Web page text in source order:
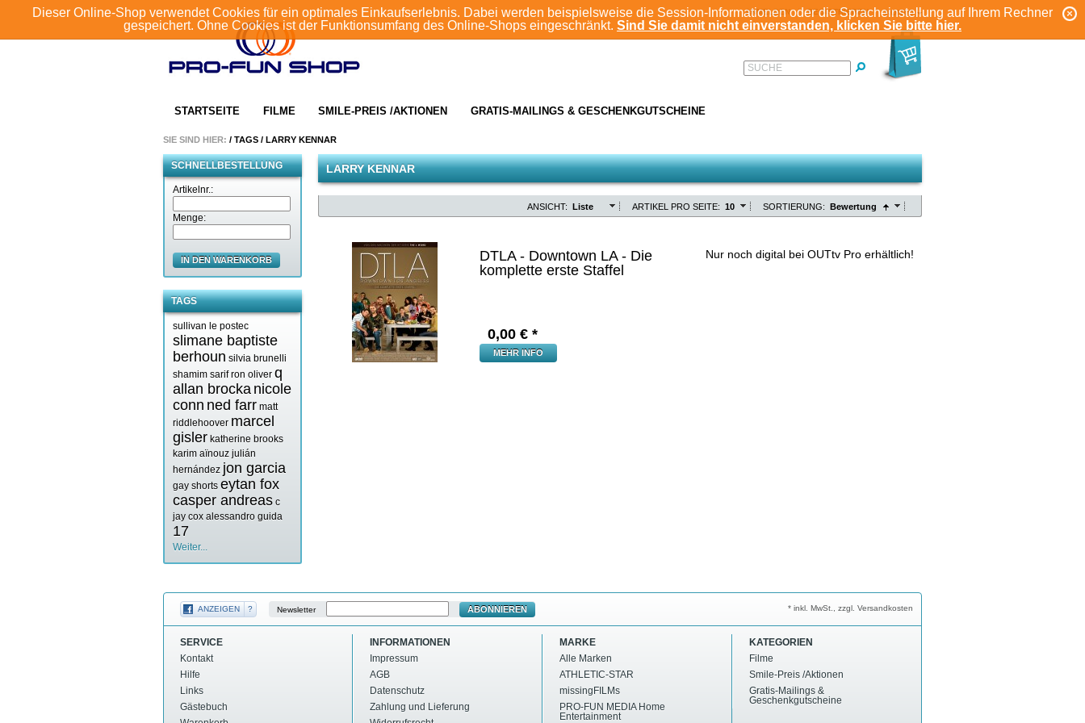
Dieser Online-Shop verwendet Cookies für ein optimales Einkaufserlebnis. Dabei werden beispielsweise die Session-Informationen oder die Spracheinstellung auf Ihrem Rechner
gespeichert. Ohne Cookies ist der Funktionsumfang des Online-Shops eingeschränkt. Sind Sie damit nicht einverstanden, klicken Sie bitte hier.
KONTO
ANMELDEN REGISTRIEREN
STARTSEITE FILME SMILE-PREIS /AKTIONEN GRATIS-MAILINGS & GESCHENKGUTSCHEINE
SUCHE
SIE SIND HIER: / TAGS / LARRY KENNAR
SCHNELLBESTELLUNG
Artikelnr.:
Menge:
IN DEN WARENKORB
TAGS
sullivan le postec
slimane baptiste
berhoun silvia brunelli
shamim sarif ron oliver q
allan brocka nicole
conn ned farr matt
riddlehoover marcel
gisler katherine brooks
karim aïnouz julián
hernández jon garcia
gay shorts eytan fox
casper andreas c
jay cox alessandro guida
17
Weiter...
LARRY KENNAR
SORTIERUNG: Bewertung
ARTIKEL PRO SEITE: 10
ANSICHT: Liste
DTLA - Downtown LA - Die
komplette erste Staffel
Nur noch digital bei OUTtv Pro erhältlich!
0,00 € *
MEHR INFO
ANZEIGEN ? Newsletter ABONNIEREN * inkl. MwSt., zzgl. Versandkosten
SERVICE
Kontakt
Hilfe
Links
Gästebuch
INFORMATIONEN
Impressum
AGB
Datenschutz
Zahlung und Lieferung
MARKE
Alle Marken
ATHLETIC-STAR
missingFILMs
PRO-FUN MEDIA Home
Entertainment
KATEGORIEN
Filme
Smile-Preis /Aktionen
Gratis-Mailings &
Geschenkgutscheine